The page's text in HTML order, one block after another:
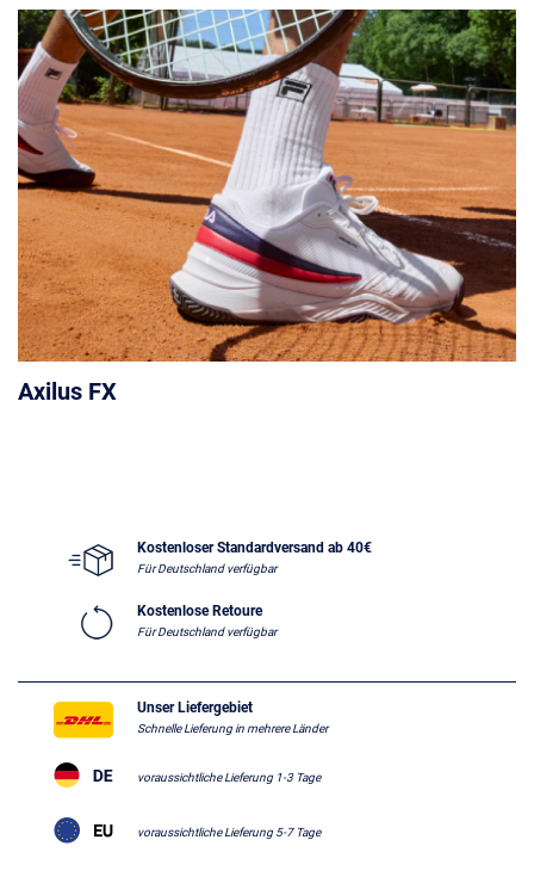
Axilus FX
Kostenloser Standardversand ab 40€
Für Deutschland verfügbar
Kostenlose Retoure
Für Deutschland verfügbar
Unser Liefergebiet
Schnelle Lieferung in mehrere Länder
voraussichtliche Lieferung 1-3 Tage
voraussichtliche Lieferung 5-7 Tage